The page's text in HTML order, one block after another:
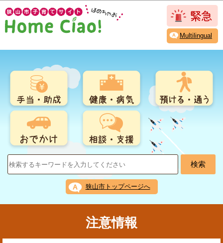
の
ペ
ジ
このページの本文へ移動
Multilingual
狭山市トップページへ
注意情報